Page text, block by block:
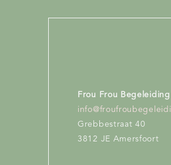
Frou Frou Begeleiding
Grebbestraat 40
3812 JE Amersfoort